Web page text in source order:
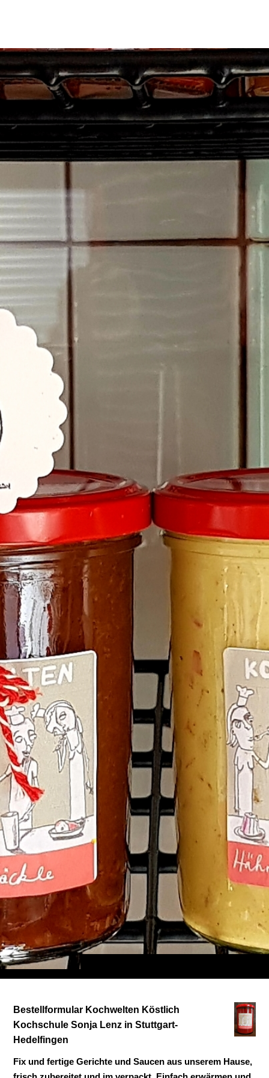
Bestellformular Kochwelten Köstlich
Kochschule Sonja Lenz in Stuttgart-
Hedelfingen
Fix und fertige Gerichte und Saucen aus unserem Hause,